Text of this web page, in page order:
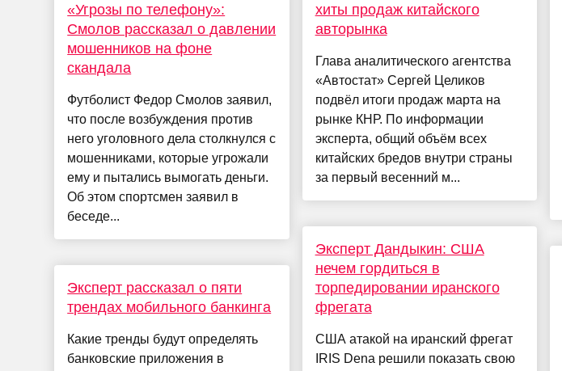
«Угрозы по телефону»:
Смолов рассказал о давлении
мошенников на фоне
скандала
Футболист Федор Смолов заявил,
что после возбуждения против
него уголовного дела столкнулся с
мошенниками, которые угрожали
ему и пытались вымогать деньги.
Об этом спортсмен заявил в
беседе...
Эксперт рассказал о пяти
трендах мобильного банкинга
Какие тренды будут определять
банковские приложения в
хиты продаж китайского
авторынка
Глава аналитического агентства
«Автостат» Сергей Целиков
подвёл итоги продаж марта на
рынке КНР. По информации
эксперта, общий объём всех
китайских бредов внутри страны
за первый весенний м...
Эксперт Дандыкин: США
нечем гордиться в
торпедировании иранского
фрегата
США атакой на иранский фрегат
IRIS Dena решили показать свою